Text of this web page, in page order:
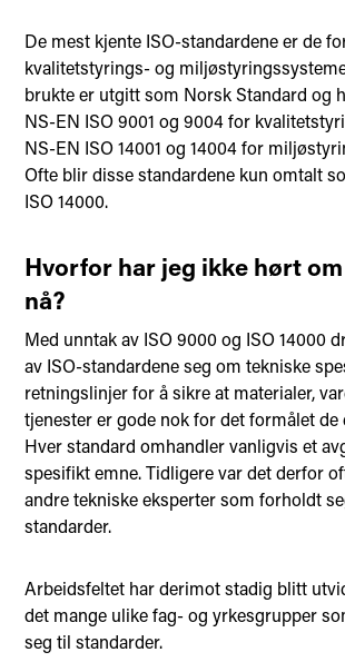
De mest kjente ISO-standardene er de
kvalitetstyrings- og
brukte er utgitt som Norsk Standard og
NS-EN ISO 9001 og 9004 for
NS-EN ISO 14001 og 14004 for
Ofte blir disse standardene kun omtalt
ISO 14000.
Hvorfor har jeg ikke hørt
nå?
Med unntak av ISO 9000 og ISO 14000
av ISO-standardene seg om tekniske
retningslinjer for å sikre at materialer,
tjenester er gode nok for det formålet de
Hver standard omhandler vanligvis et
spesifikt emne. Tidligere var det derfor
andre tekniske eksperter som forholdt
standarder.
Arbeidsfeltet har derimot stadig blitt
det mange ulike fag- og yrkesgrupper
seg til standarder.